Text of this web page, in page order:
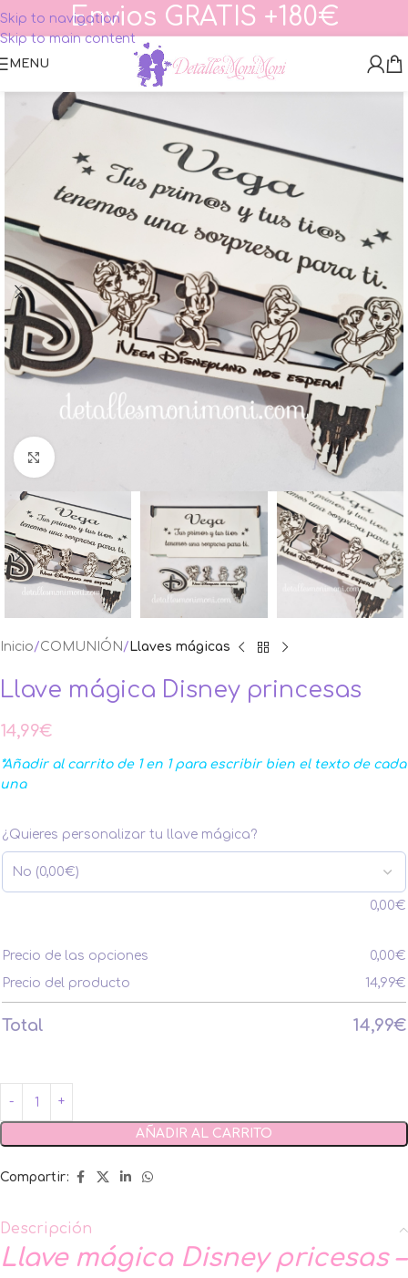
Skip to navigation
Skip to main content
Envios GRATIS +180€
MENU
Inicio COMUNIÓN Llaves mágicas
Llave mágica Disney princesas
14,99€
*Añadir al carrito de 1 en 1 para escribir bien el texto de cada
una
¿Quieres personalizar tu llave mágica?
0,00€
Precio de las opciones 0,00€
Precio del producto
14,99€
Total 14,99€
AÑADIR AL CARRITO
Compartir:
Descripción
Llave mágica Disney pricesas –